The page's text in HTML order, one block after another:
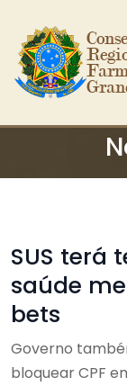
Ir para o
SUS terá
saúde
bets
Governo
bloquear CPF